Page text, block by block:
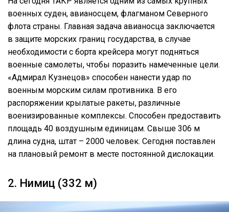
военных суден, авианосцем, флагманом Северного
флота страны. Главная задача авианосца заключается
в защите морских границ государства, в случае
необходимости с борта крейсера могут подняться
военные самолеты, чтобы поразить намеченные цели.
«Адмирал Кузнецов» способен нанести удар по
военным морским силам противника. В его
распоряжении крылатые ракеты, различные
военизированные комплексы. Способен предоставить
площадь 40 воздушным единицам. Свыше 306 м
длина судна, штат – 2000 человек. Сегодня поставлен
на плановый ремонт в месте постоянной дислокации.
2. Нимиц (332 м)